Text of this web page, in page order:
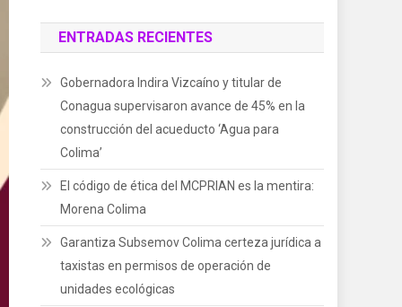
ENTRADAS RECIENTES
Gobernadora Indira Vizcaíno y titular de
Conagua supervisaron avance de 45% en la
construcción del acueducto ‘Agua para
Colima’
El código de ética del MCPRIAN es la mentira:
Morena Colima
Garantiza Subsemov Colima certeza jurídica a
taxistas en permisos de operación de
unidades ecológicas